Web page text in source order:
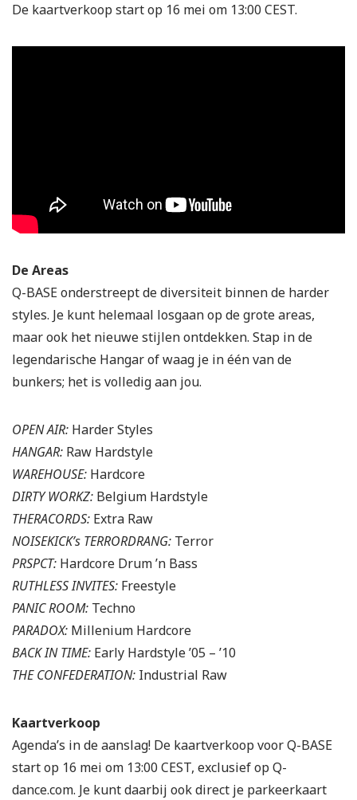
De kaartverkoop start op 16 mei om 13:00 CEST.
De Areas
Q-BASE onderstreept de diversiteit binnen de harder
styles. Je kunt helemaal losgaan op de grote areas,
maar ook het nieuwe stijlen ontdekken. Stap in de
legendarische Hangar of waag je in één van de
bunkers; het is volledig aan jou.
OPEN AIR: Harder Styles
HANGAR: Raw Hardstyle
WAREHOUSE: Hardcore
DIRTY WORKZ: Belgium Hardstyle
THERACORDS: Extra Raw
NOISEKICK’s TERRORDRANG: Terror
PRSPCT: Hardcore Drum ’n Bass
RUTHLESS INVITES: Freestyle
PANIC ROOM: Techno
PARADOX: Millenium Hardcore
BACK IN TIME: Early Hardstyle ’05 – ’10
THE CONFEDERATION: Industrial Raw
Kaartverkoop
Agenda’s in de aanslag! De kaartverkoop voor Q-BASE
start op 16 mei om 13:00 CEST, exclusief op Q-
dance.com. Je kunt daarbij ook direct je parkeerkaart